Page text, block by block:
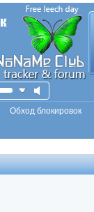
Обход блокировок